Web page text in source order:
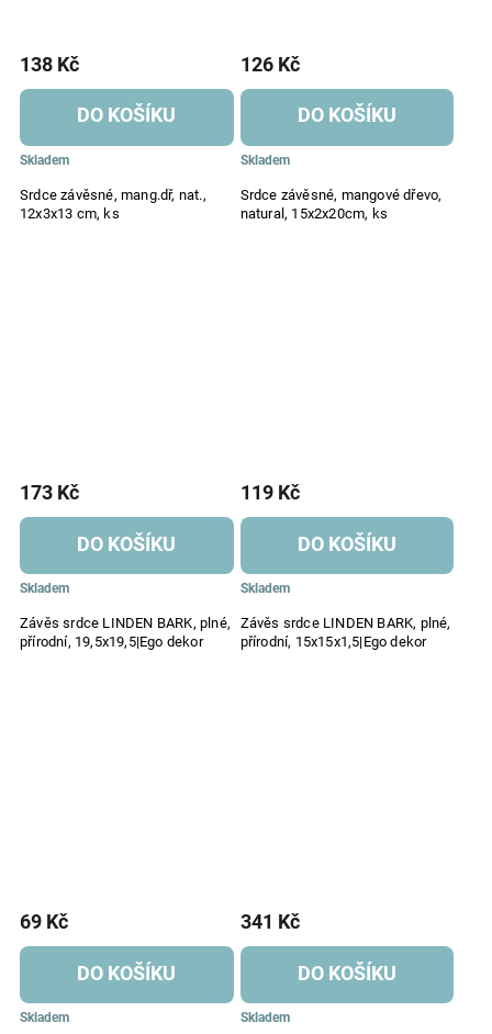
Srdce závěsné, mang.dř, nat.,
12x3x13 cm, ks
Skladem
138 Kč
DO KOŠÍKU
Srdce závěsné, mangové dřevo,
natural, 15x2x20cm, ks
Skladem
126 Kč
DO KOŠÍKU
Závěs srdce LINDEN BARK, plné,
přírodní, 19,5x19,5|Ego dekor
Skladem
173 Kč
DO KOŠÍKU
Závěs srdce LINDEN BARK, plné,
přírodní, 15x15x1,5|Ego dekor
Skladem
119 Kč
DO KOŠÍKU
Skladem
69 Kč
DO KOŠÍKU
Skladem
341 Kč
DO KOŠÍKU